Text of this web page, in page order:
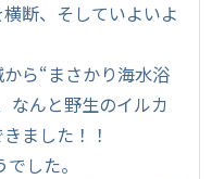
断、そしていよいよ
ら“まさかり海水浴
なんと野生のイルカ
ました！！
した。